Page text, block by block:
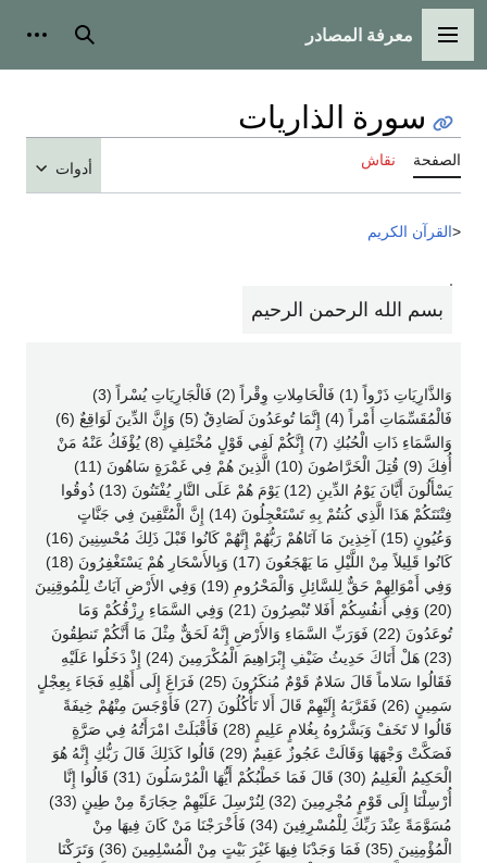
القائمة الرئيسية
معرفة المصادر بحث
سورة الذاريات
الصفحة نقاش أدوات
<القرآن الكريم
بسم الله الرحمن الرحيم
وَالذَّارِيَاتِ ذَرْواً (1) فَالْحَامِلاتِ وِقْراً (2) فَالْجَارِيَاتِ يُسْراً (3)
فَالْمُقَسِّمَاتِ أَمْراً (4) إِنَّمَا تُوعَدُونَ لَصَادِقٌ (5) وَإِنَّ الدِّينَ لَوَاقِعٌ (6)
وَالسَّمَاءِ ذَاتِ الْحُبُكِ (7) إِنَّكُمْ لَفِي قَوْلٍ مُخْتَلِفٍ (8) يُؤْفَكُ عَنْهُ مَنْ
أُفِكَ (9) قُتِلَ الْخَرَّاصُونَ (10) الَّذِينَ هُمْ فِي غَمْرَةٍ سَاهُونَ (11)
يَسْأَلُونَ أَيَّانَ يَوْمُ الدِّينِ (12) يَوْمَ هُمْ عَلَى النَّارِ يُفْتَنُونَ (13) ذُوقُوا
فِتْنَتَكُمْ هَذَا الَّذِي كُنتُمْ بِهِ تَسْتَعْجِلُونَ (14) إِنَّ الْمُتَّقِينَ فِي جَنَّاتٍ
وَعُيُونٍ (15) آخِذِينَ مَا آتَاهُمْ رَبُّهُمْ إِنَّهُمْ كَانُوا قَبْلَ ذَلِكَ مُحْسِنِينَ (16)
كَانُوا قَلِيلاً مِنْ اللَّيْلِ مَا يَهْجَعُونَ (17) وَبِالأَسْحَارِ هُمْ يَسْتَغْفِرُونَ (18)
وَفِي أَمْوَالِهِمْ حَقٌّ لِلسَّائِلِ وَالْمَحْرُومِ (19) وَفِي الأَرْضِ آيَاتٌ لِلْمُوقِنِينَ
(20) وَفِي أَنفُسِكُمْ أَفَلا تُبْصِرُونَ (21) وَفِي السَّمَاءِ رِزْقُكُمْ وَمَا
تُوعَدُونَ (22) فَوَرَبِّ السَّمَاءِ وَالأَرْضِ إِنَّهُ لَحَقٌّ مِثْلَ مَا أَنَّكُمْ تَنطِقُونَ
(23) هَلْ أَتَاكَ حَدِيثُ ضَيْفِ إِبْرَاهِيمَ الْمُكْرَمِينَ (24) إِذْ دَخَلُوا عَلَيْهِ
فَقَالُوا سَلاماً قَالَ سَلامٌ قَوْمٌ مُنكَرُونَ (25) فَرَاغَ إِلَى أَهْلِهِ فَجَاءَ بِعِجْلٍ
سَمِينٍ (26) فَقَرَّبَهُ إِلَيْهِمْ قَالَ أَلا تَأْكُلُونَ (27) فَأَوْجَسَ مِنْهُمْ خِيفَةً
قَالُوا لا تَخَفْ وَبَشَّرُوهُ بِغُلامٍ عَلِيمٍ (28) فَأَقْبَلَتْ امْرَأَتُهُ فِي صَرَّةٍ
فَصَكَّتْ وَجْهَهَا وَقَالَتْ عَجُوزٌ عَقِيمٌ (29) قَالُوا كَذَلِكَ قَالَ رَبُّكِ إِنَّهُ هُوَ
الْحَكِيمُ الْعَلِيمُ (30) قَالَ فَمَا خَطْبُكُمْ أَيُّهَا الْمُرْسَلُونَ (31) قَالُوا إِنَّا
أُرْسِلْنَا إِلَى قَوْمٍ مُجْرِمِينَ (32) لِنُرْسِلَ عَلَيْهِمْ حِجَارَةً مِنْ طِينٍ (33)
مُسَوَّمَةً عِنْدَ رَبِّكَ لِلْمُسْرِفِينَ (34) فَأَخْرَجْنَا مَنْ كَانَ فِيهَا مِنْ
الْمُؤْمِنِينَ (35) فَمَا وَجَدْنَا فِيهَا غَيْرَ بَيْتٍ مِنْ الْمُسْلِمِينَ (36) وَتَرَكْنَا